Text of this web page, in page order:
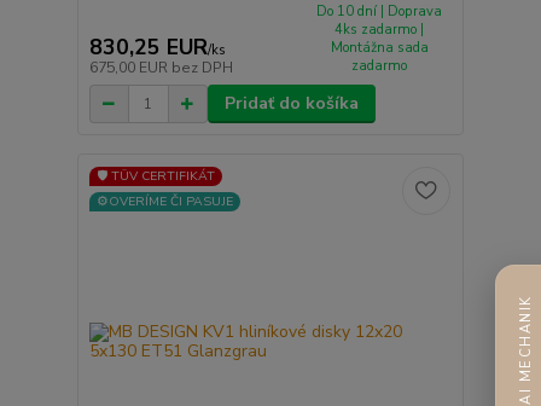
830,25 EUR/ks
675,00 EUR bez DPH
Do 10 dní | Doprava
4ks zadarmo |
Montážna sada
zadarmo
Pridať do košíka
🛡️ TÜV CERTIFIKÁT
⚙️OVERÍME ČI PASUJE
AI MECHANIK